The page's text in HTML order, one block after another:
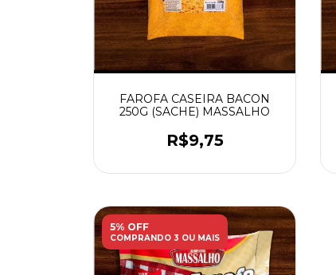
FAROFA CASEIRA BACON
250G (SACHE) MASSALHO
R$9,75
5% OFF
COMPRANDO 3 OU MAIS